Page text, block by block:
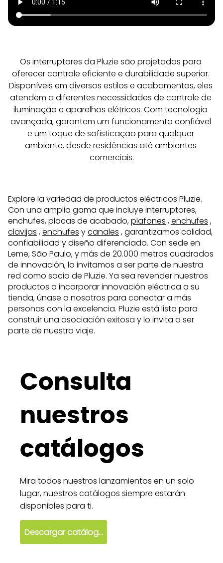
Os interruptores da Pluzie são projetados para
oferecer controle eficiente e durabilidade superior.
Disponíveis em diversos estilos e acabamentos, eles
atendem a diferentes necessidades de controle de
iluminação e aparelhos elétricos. Com tecnologia
avançada, garantem um funcionamento confiável
e um toque de sofisticação para qualquer
ambiente, desde residências até ambientes
comerciais.
Explore la variedad de productos eléctricos Pluzie.
Con una amplia gama que incluye interruptores,
enchufes, placas de acabado,plafones ,enchufes ,
clavijas ,enchufes ycanales , garantizamos calidad,
confiabilidad y diseño diferenciado. Con sede en
Leme, São Paulo, y más de 20.000 metros cuadrados
de innovación, lo invitamos a ser parte de nuestra
red como socio de Pluzie. Ya sea revender nuestros
productos o incorporar innovación eléctrica a su
tienda, únase a nosotros para conectar a más
personas con la excelencia. Pluzie está lista para
construir una asociación exitosa y lo invita a ser
parte de nuestro viaje.
Consulta
nuestros
catálogos
Mira todos nuestros lanzamientos en un solo
lugar, nuestros catálogos siempre estarán
disponibles para ti.
Descargar catálogo